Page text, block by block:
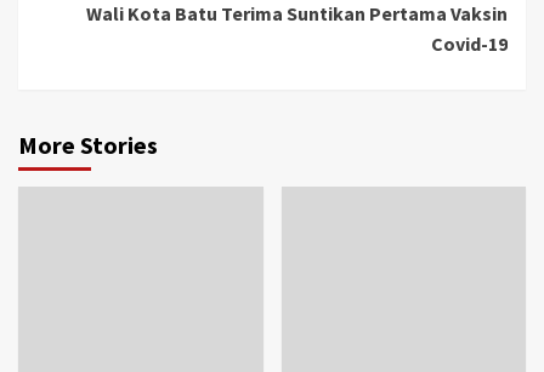
Wali Kota Batu Terima Suntikan Pertama Vaksin
Covid-19
More Stories